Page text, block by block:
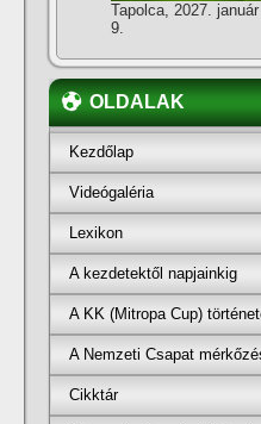
Tapolca, 2027. január
9.
OLDALAK
Kezdőlap
Videógaléria
Lexikon
A kezdetektől napjainkig
A KK (Mitropa Cup)
A Nemzeti Csapat
Cikktár